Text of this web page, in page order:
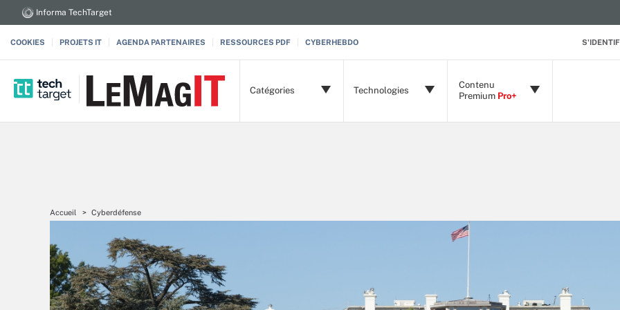
Informa TechTarget
COOKIES PROJETS IT AGENDA PARTENAIRES RESSOURCES PDF CYBERHEBDO
Catégories Technologies
Contenu
Premium Pro+
Accueil Cyberdéfense